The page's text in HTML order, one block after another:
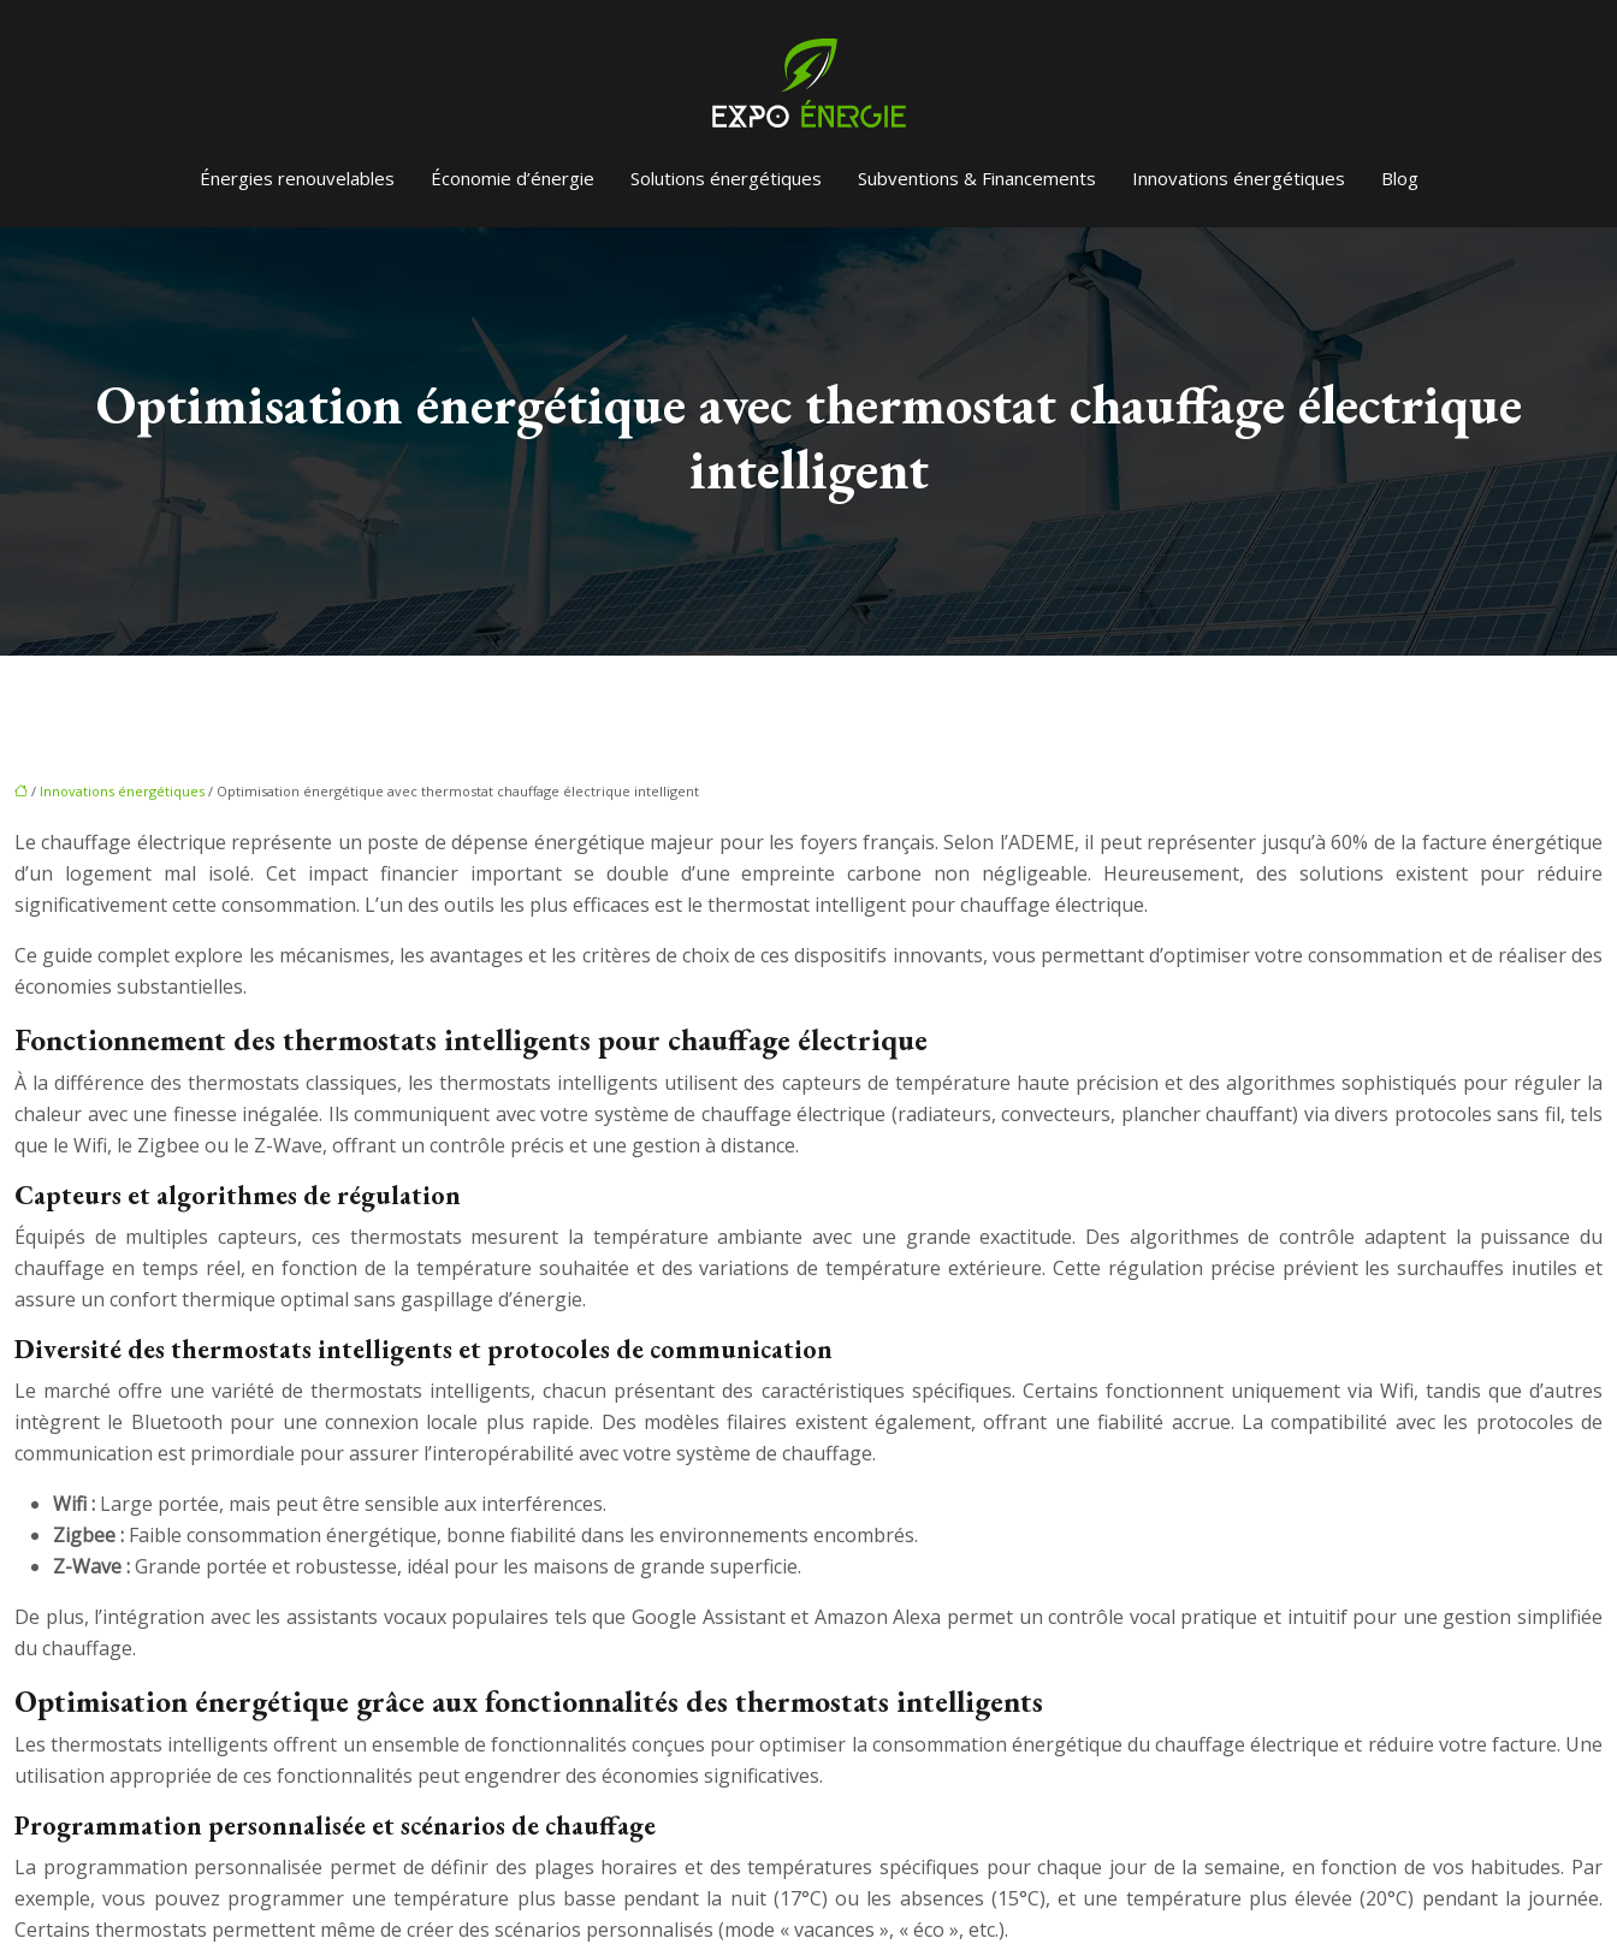
Énergies renouvelables Économie d’énergie Solutions énergétiques Subventions & Financements Innovations énergétiques Blog
Optimisation énergétique avec thermostat chauffage électrique
intelligent
/ Innovations énergétiques / Optimisation énergétique avec thermostat chauffage électrique intelligent
Le chauffage électrique représente un poste de dépense énergétique majeur pour les foyers français. Selon l’ADEME, il peut représenter jusqu’à 60% de la facture énergétique
d’un logement mal isolé. Cet impact financier important se double d’une empreinte carbone non négligeable. Heureusement, des solutions existent pour réduire
significativement cette consommation. L’un des outils les plus efficaces est le thermostat intelligent pour chauffage électrique.
Ce guide complet explore les mécanismes, les avantages et les critères de choix de ces dispositifs innovants, vous permettant d’optimiser votre consommation et de réaliser des
économies substantielles.
Fonctionnement des thermostats intelligents pour chauffage électrique
À la différence des thermostats classiques, les thermostats intelligents utilisent des capteurs de température haute précision et des algorithmes sophistiqués pour réguler la
chaleur avec une finesse inégalée. Ils communiquent avec votre système de chauffage électrique (radiateurs, convecteurs, plancher chauffant) via divers protocoles sans fil, tels
que le Wifi, le Zigbee ou le Z-Wave, offrant un contrôle précis et une gestion à distance.
Capteurs et algorithmes de régulation
Équipés de multiples capteurs, ces thermostats mesurent la température ambiante avec une grande exactitude. Des algorithmes de contrôle adaptent la puissance du
chauffage en temps réel, en fonction de la température souhaitée et des variations de température extérieure. Cette régulation précise prévient les surchauffes inutiles et
assure un confort thermique optimal sans gaspillage d’énergie.
Diversité des thermostats intelligents et protocoles de communication
Le marché offre une variété de thermostats intelligents, chacun présentant des caractéristiques spécifiques. Certains fonctionnent uniquement via Wifi, tandis que d’autres
intègrent le Bluetooth pour une connexion locale plus rapide. Des modèles filaires existent également, offrant une fiabilité accrue. La compatibilité avec les protocoles de
communication est primordiale pour assurer l’interopérabilité avec votre système de chauffage.
Wifi : Large portée, mais peut être sensible aux interférences.
Zigbee : Faible consommation énergétique, bonne fiabilité dans les environnements encombrés.
Z-Wave :Grande portée et robustesse, idéal pour les maisons de grande superficie.
De plus, l’intégration avec les assistants vocaux populaires tels que Google Assistant et Amazon Alexa permet un contrôle vocal pratique et intuitif pour une gestion simplifiée
du chauffage.
Optimisation énergétique grâce aux fonctionnalités des thermostats intelligents
Les thermostats intelligents offrent un ensemble de fonctionnalités conçues pour optimiser la consommation énergétique du chauffage électrique et réduire votre facture. Une
utilisation appropriée de ces fonctionnalités peut engendrer des économies significatives.
Programmation personnalisée et scénarios de chauffage
La programmation personnalisée permet de définir des plages horaires et des températures spécifiques pour chaque jour de la semaine, en fonction de vos habitudes. Par
exemple, vous pouvez programmer une température plus basse pendant la nuit (17°C) ou les absences (15°C), et une température plus élevée (20°C) pendant la journée.
Certains thermostats permettent même de créer des scénarios personnalisés (mode « vacances », « éco », etc.).